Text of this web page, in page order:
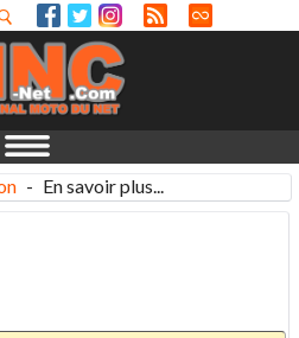
- En savoir plus...